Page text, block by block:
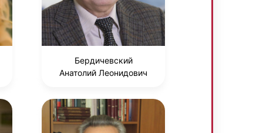
Бердичевский
Анатолий Леонидович